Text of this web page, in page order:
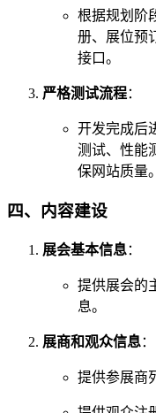
根据规划阶
册、展位预
接口。
严格测试流程：
开发完成后
测试、性能
保网站质量。
四、内容建设
展会基本信息：
提供展会的
息。
展商和观众信息：
提供参展商